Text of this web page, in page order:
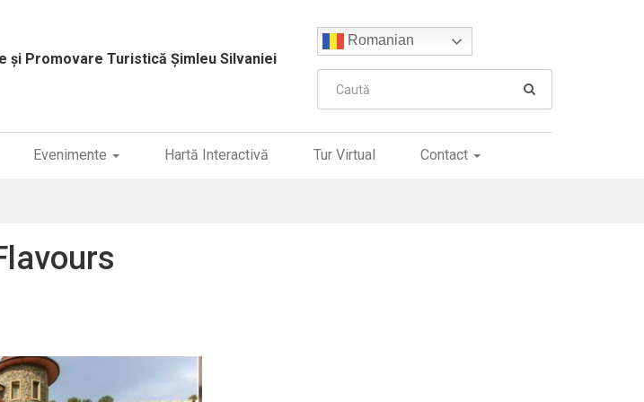
și Promovare Turistică Șimleu Silvaniei
Romanian
Evenimente Hartă Interactivă Tur Virtual Contact